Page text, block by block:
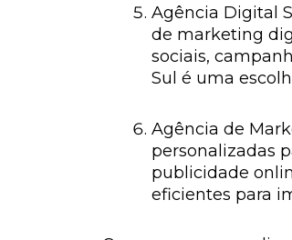
Agência Digital
de marketing
sociais,
Sul é uma
Agência de
personalizadas
publicidade
eficientes para